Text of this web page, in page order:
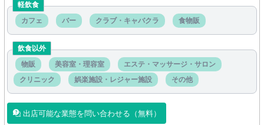
軽飲食
カフェ
バー クラブ・キャバクラ 食物販
飲食以外
物販
美容室・理容室
エステ・マッサージ・サロン
クリニック
娯楽施設・レジャー施設 その他
出店可能な業態を問い合わせる（無料）